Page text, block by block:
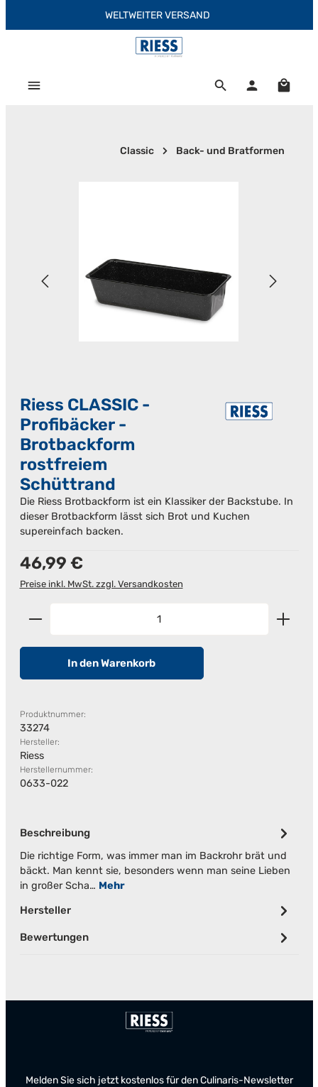
Zum Hauptinhalt springenWELTWEITER VERSAND
Classic Back- und Bratformen
Riess CLASSIC -
Profibäcker -
Brotbackform
rostfreiem
Schüttrand
Die Riess Brotbackform ist ein Klassiker der Backstube. In
dieser Brotbackform lässt sich Brot und Kuchen
supereinfach backen.
Regulärer Preis:
46,99 €
Preise inkl. MwSt. zzgl. Versandkosten
Produkt Anzahl: Gib den gewünschten Wert ein
In den Warenkorb
Produktnummer:
33274
Hersteller:
Riess
Herstellernummer:
0633-022
Beschreibung
Die richtige Form, was immer man im Backrohr brät und
bäckt. Man kennt sie, besonders wenn man seine Lieben
in großer Scha… Mehr
Hersteller
Bewertungen
Melden Sie sich jetzt kostenlos für den Culinaris-Newsletter